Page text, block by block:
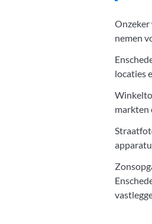
Onzeker
nemen
locaties
markten